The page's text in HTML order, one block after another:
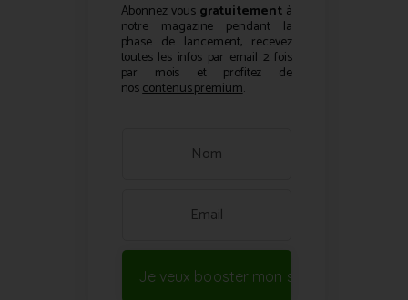
Abonnez vous gratuitementà
notre magazine pendant la
phase de lancement, recevez
toutes les infos par email 2 fois
par mois et profitez de
noscontenus premium.
Je veux booster mon site !